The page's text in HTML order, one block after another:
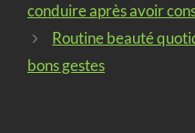
conduire après avoir
Routine beauté
bons gestes